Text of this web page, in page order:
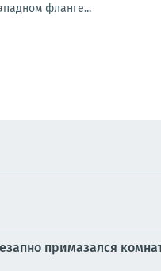
фланге...
примазался